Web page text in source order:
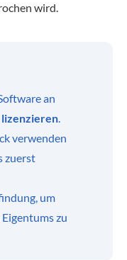
wird.
an
lizenzieren.
verwenden
zuerst
um
zu